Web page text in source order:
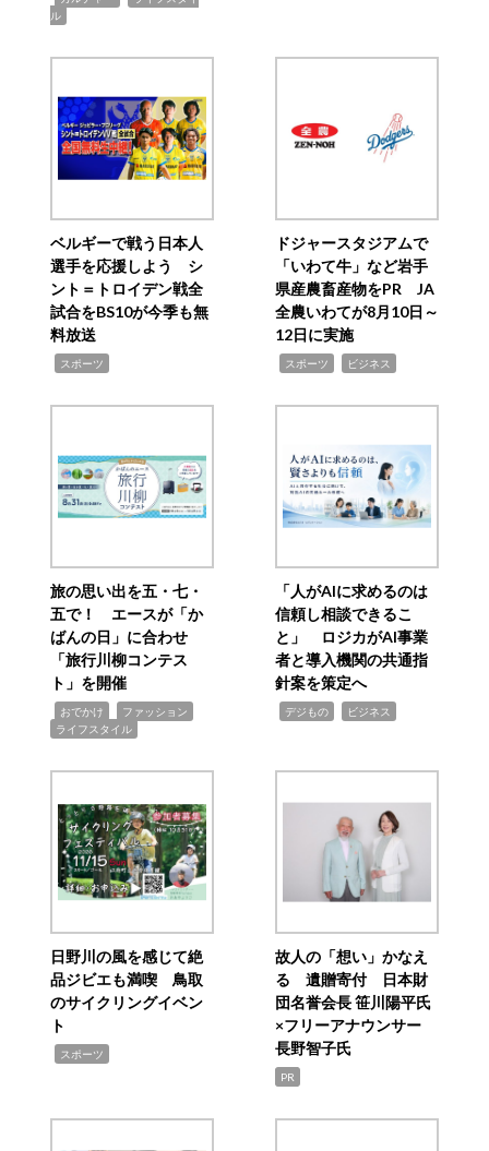
ル
ベルギーで戦う日本人
選手を応援しよう シ
ント＝トロイデン戦全
試合をBS10が今季も無
料放送
スポーツ
ドジャースタジアムで
「いわて牛」など岩手
県産農畜産物をPR JA
全農いわてが8月10日～
12日に実施
スポーツ ビジネス
旅の思い出を五・七・
五で！ エースが「か
ばんの日」に合わせ
「旅行川柳コンテス
ト」を開催
おでかけ ファッション
ライフスタイル
「人がAIに求めるのは
信頼し相談できるこ
と」 ロジカがAI事業
者と導入機関の共通指
針案を策定へ
デジもの ビジネス
日野川の風を感じて絶
品ジビエも満喫 鳥取
のサイクリングイベン
ト
スポーツ
故人の「想い」かなえ
る 遺贈寄付 日本財
団名誉会長 笹川陽平氏
×フリーアナウンサー
長野智子氏
PR